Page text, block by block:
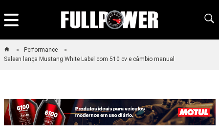
Performance
Saleen lança Mustang White Label com 510 cv e câmbio manual